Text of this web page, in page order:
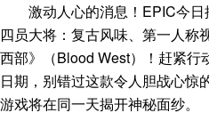
激动人心的消息！EPIC今日
四员大将：复古风味、第一人
西部》（Blood West）！赶紧行
日期，别错过这款令人胆战心惊
游戏将在同一天揭开神秘面纱。